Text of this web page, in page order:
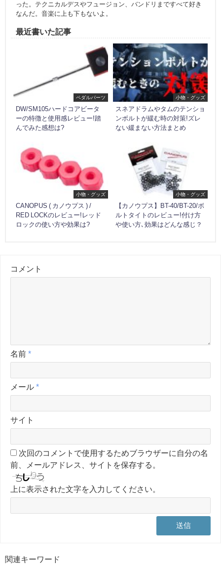
った。テクニカルデスやフュージョン、バンドリまですべて好き
なんだ。音楽に上も下もないよ。
最近書いた記事
ペダルパーツ
DW/SM105ハードコアビータ
ーの特徴と使用感レビュー!踏
んでみた感想は?
小物・グッズ
スネアドラムやタムのテンショ
ンボルトが緩む時の対策!ズレ
ない緩まない方法まとめ
小物・グッズ
CANOPUS ( カノウプス ) /
RED LOCKのレビュー!レッド
ロックの使い方や効果は?
小物・グッズ
【カノウプス】BT-40/BT-20/ボ
ルトタイトのレビュー!付け方
や使い方､効果はどんな感じ？
コメント
名前 *
メール *
サイト
次回のコメントで使用するためブラウザーに自分の名
前、メールアドレス、サイトを保存する。
上に表示された文字を入力してください。
関連キーワード